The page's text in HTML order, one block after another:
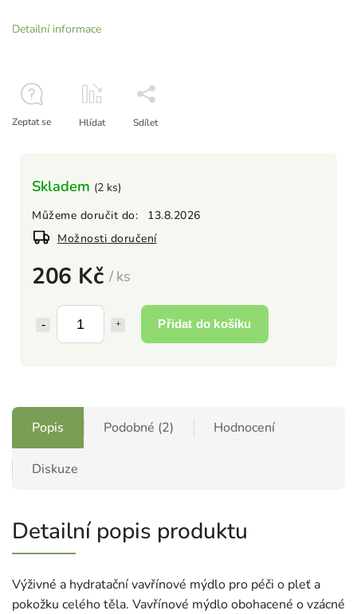
206 Kč / ks
Přidat do košíku
Skladem (2 ks)
Můžeme doručit do:
13.8.2026
Možnosti doručení
Detailní informace
Zeptat se Hlídat Sdílet
Popis Podobné (2) Hodnocení
Diskuze
Detailní popis produktu
Výživné a hydratační vavřínové mýdlo pro péči o pleť a
pokožku celého těla. Vavřínové mýdlo obohacené o vzácné